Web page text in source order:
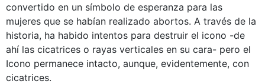
convertido en un símbolo de esperanza para las
mujeres que se habían realizado abortos. A través de la
historia, ha habido intentos para destruir el icono -de
ahí las cicatrices o rayas verticales en su cara- pero el
Icono permanece intacto, aunque, evidentemente, con
cicatrices.